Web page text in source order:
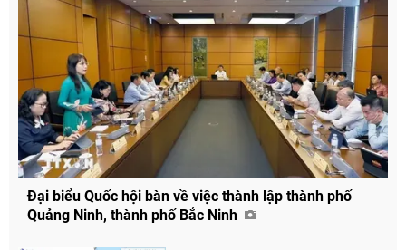
Đại biểu Quốc hội bàn về việc thành lập thành phố
Quảng Ninh, thành phố Bắc Ninh